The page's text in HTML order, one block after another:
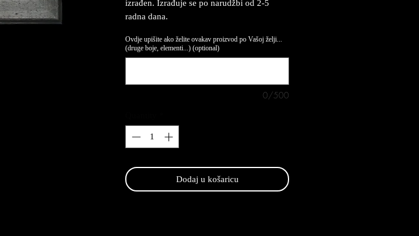
izrađen. Izrađuje se po narudžbi od 2-5
radna dana.
Ovdje upišite ako želite ovakav proizvod po Vašoj želji...
(druge boje, elementi...) (optional)
0/500
Dodaj u košaricu